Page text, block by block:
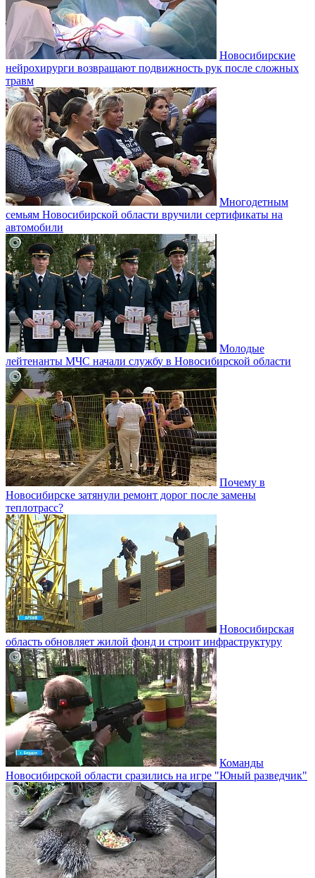
Новосибирские
нейрохирурги возвращают подвижность рук после сложных
травм
Многодетным
семьям Новосибирской области вручили сертификаты на
автомобили
Молодые
лейтенанты МЧС начали службу в Новосибирской области
Почему в
Новосибирске затянули ремонт дорог после замены
теплотрасс?
Новосибирская
область обновляет жилой фонд и строит инфраструктуру
Команды
Новосибирской области сразились на игре "Юный разведчик"